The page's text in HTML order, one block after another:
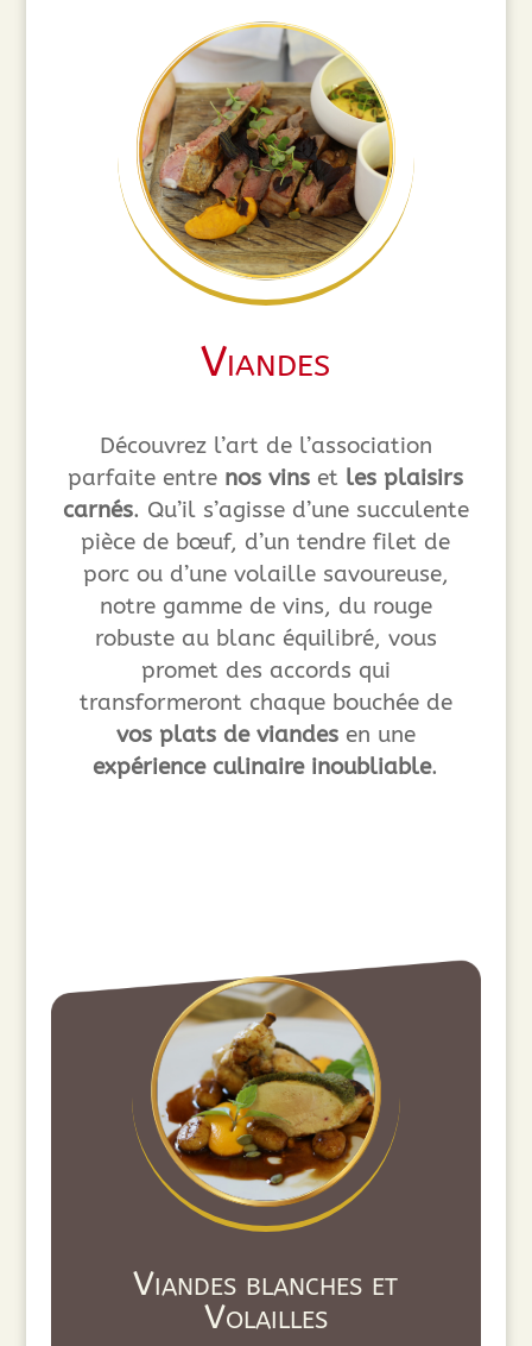
Viandes
Découvrez l’art de l’association
parfaite entre nos vins et les plaisirs
carnés. Qu’il s’agisse d’une succulente
pièce de bœuf, d’un tendre filet de
porc ou d’une volaille savoureuse,
notre gamme de vins, du rouge
robuste au blanc équilibré, vous
promet des accords qui
transformeront chaque bouchée de
vos plats de viandesen une
expérience culinaire inoubliable.
Viandes blanches et
Volailles